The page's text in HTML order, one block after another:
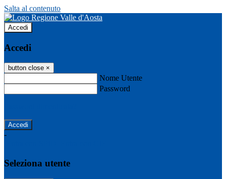
Salta al contenuto
Accedi
Accedi
button close ×
Nome Utente
Password
-
Seleziona utente